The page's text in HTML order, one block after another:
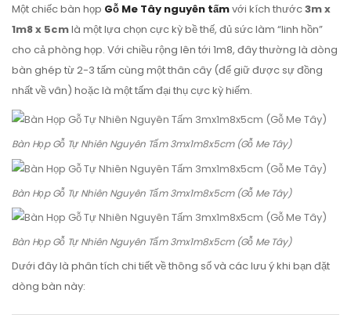
Một chiếc bàn họp Gỗ Me Tây nguyên tấmvới kích thước3m x
1m8 x 5cmlà một lựa chọn cực kỳ bề thế, đủ sức làm “linh hồn”
cho cả phòng họp. Với chiều rộng lên tới 1m8, đây thường là dòng
bàn ghép từ 2-3 tấm cùng một thân cây (để giữ được sự đồng
nhất về vân) hoặc là một tấm đại thụ cực kỳ hiếm.
Bàn Họp Gỗ Tự Nhiên Nguyên Tấm 3mx1m8x5cm (Gỗ Me Tây)
Bàn Họp Gỗ Tự Nhiên Nguyên Tấm 3mx1m8x5cm (Gỗ Me Tây)
Bàn Họp Gỗ Tự Nhiên Nguyên Tấm 3mx1m8x5cm (Gỗ Me Tây)
Dưới đây là phân tích chi tiết về thông số và các lưu ý khi bạn đặt
dòng bàn này: